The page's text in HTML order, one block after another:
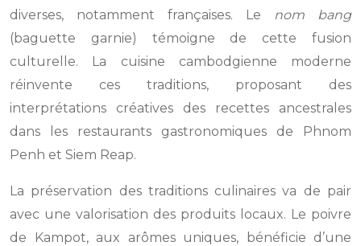
diverses, notamment françaises. Le nom bang
(baguette garnie) témoigne de cette fusion
culturelle. La cuisine cambodgienne moderne
réinvente ces traditions, proposant des
interprétations créatives des recettes ancestrales
dans les restaurants gastronomiques de Phnom
Penh et Siem Reap.
La préservation des traditions culinaires va de pair
avec une valorisation des produits locaux. Le poivre
de Kampot, aux arômes uniques, bénéficie d’une